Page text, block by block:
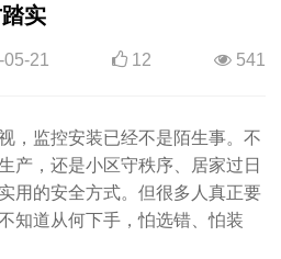
实
21 12 541
，监控安装已经不是陌生事。不
产，还是小区守秩序、居家过日
用的安全方式。但很多人真正要
知道从何下手，怕选错、怕装